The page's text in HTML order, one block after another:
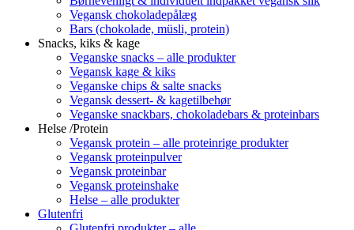
Vegansk chokoladepålæg
Bars (chokolade, müsli, protein)
Snacks, kiks & kage
Veganske snacks – alle produkter
Vegansk kage & kiks
Veganske chips & salte snacks
Vegansk dessert- & kagetilbehør
Veganske snackbars, chokoladebars & proteinbars
Helse /Protein
Vegansk protein – alle proteinrige produkter
Vegansk proteinpulver
Vegansk proteinbar
Vegansk proteinshake
Helse – alle produkter
Glutenfri